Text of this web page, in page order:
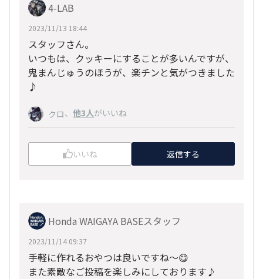
4-LAB
2023/11/13 18:44
スタッフさん。
いつもは、クッキーにすることが多いんですが、
鬼まんじゅうのほうが、楽チンと気がつきました
♪
クロ、 他3人がいいね
いいね 返信する
Honda WAIGAYA BASEスタッフ
2023/11/14 09:37
手軽に作れるおやつは良いですね〜😋
また素敵なご投稿を楽しみにしております♪